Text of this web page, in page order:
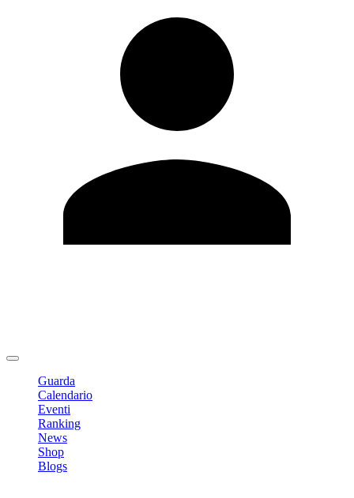
Guarda
Calendario
Eventi
Ranking
News
Shop
Blogs